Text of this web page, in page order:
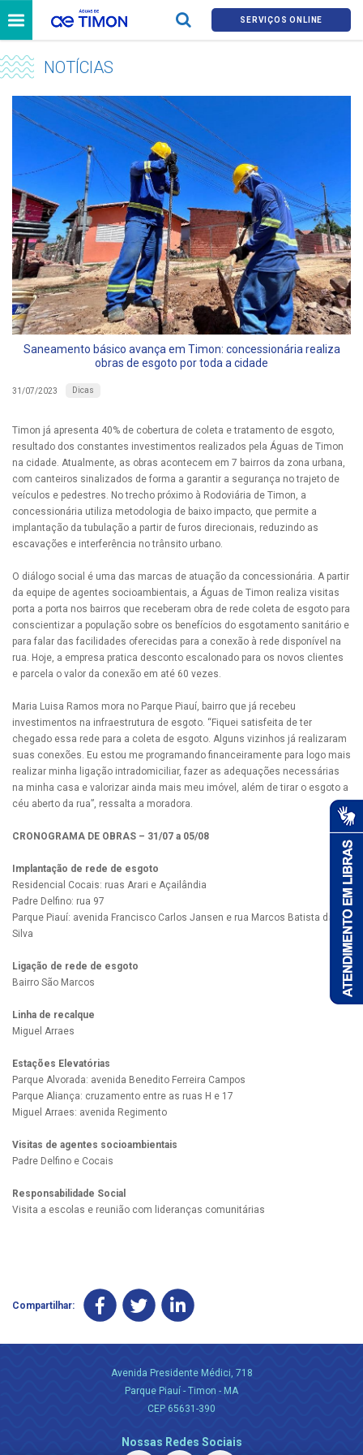
SERVIÇOS ONLINE
NOTÍCIAS
Saneamento básico avança em Timon: concessionária realiza
obras de esgoto por toda a cidade
31/07/2023 Dicas
Timon já apresenta 40% de cobertura de coleta e tratamento de esgoto,
resultado dos constantes investimentos realizados pela Águas de Timon
na cidade. Atualmente, as obras acontecem em 7 bairros da zona urbana,
com canteiros sinalizados de forma a garantir a segurança no trajeto de
veículos e pedestres. No trecho próximo à Rodoviária de Timon, a
concessionária utiliza metodologia de baixo impacto, que permite a
implantação da tubulação a partir de furos direcionais, reduzindo as
escavações e interferência no trânsito urbano.
O diálogo social é uma das marcas de atuação da concessionária. A partir
da equipe de agentes socioambientais, a Águas de Timon realiza visitas
porta a porta nos bairros que receberam obra de rede coleta de esgoto para
conscientizar a população sobre os benefícios do esgotamento sanitário e
para falar das facilidades oferecidas para a conexão à rede disponível na
rua. Hoje, a empresa pratica desconto escalonado para os novos clientes
e parcela o valor da conexão em até 60 vezes.
Maria Luisa Ramos mora no Parque Piauí, bairro que já recebeu
investimentos na infraestrutura de esgoto. “Fiquei satisfeita de ter
chegado essa rede para a coleta de esgoto. Alguns vizinhos já realizaram
suas conexões. Eu estou me programando financeiramente para logo mais
realizar minha ligação intradomiciliar, fazer as adequações necessárias
na minha casa e valorizar ainda mais meu imóvel, além de tirar o esgoto a
céu aberto da rua”, ressalta a moradora.
CRONOGRAMA DE OBRAS – 31/07 a 05/08
Implantação de rede de esgoto
Residencial Cocais: ruas Arari e Açailândia
Padre Delfino: rua 97
Parque Piauí: avenida Francisco Carlos Jansen e rua Marcos Batista da
Silva
Ligação de rede de esgoto
Bairro São Marcos
Linha de recalque
Miguel Arraes
Estações Elevatórias
Parque Alvorada: avenida Benedito Ferreira Campos
Parque Aliança: cruzamento entre as ruas H e 17
Miguel Arraes: avenida Regimento
Visitas de agentes socioambientais
Padre Delfino e Cocais
Responsabilidade Social
Visita a escolas e reunião com lideranças comunitárias
Compartilhar:
Avenida Presidente Médici, 718
Parque Piauí - Timon - MA
CEP 65631-390
Nossas Redes Sociais